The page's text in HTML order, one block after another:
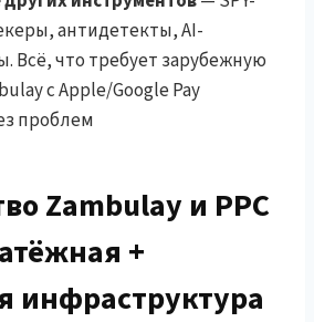
антидетекты, AI-
Всё, что требует зарубежную
с Apple/Google Pay
проблем
Zambulay и PPC
+
инфраструктура